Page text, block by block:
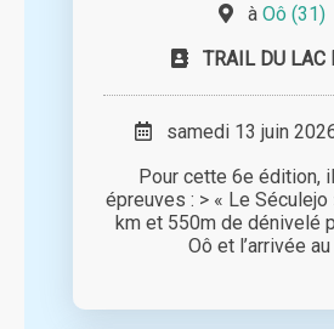
à Oô (31)
TRAIL DU LAC
samedi 13 juin
Pour cette 6e édition,
épreuves : > « Le Séculejo
km et 550m de dénivelé
Oô et l’arrivée au